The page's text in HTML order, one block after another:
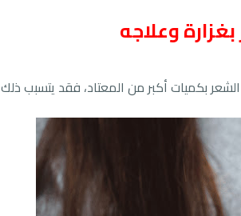
بكميات أكبر من المعتاد، فقد يتسبب ذلك